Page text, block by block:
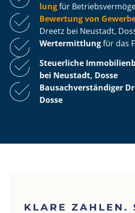
lungfür
Bewertung von
Dreetz bei Neustadt,
Wertermittlungfür das
Steuerliche
bei Neustadt, Dosse
Bau­sach­ver­stän­di­ger
Dosse